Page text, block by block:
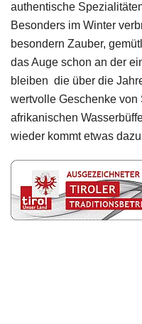
authentische
Besonders im Winter
besondern Zauber,
das Auge schon an der
bleiben die über die
wertvolle Geschenke
afrikanischen
wieder kommt etwas